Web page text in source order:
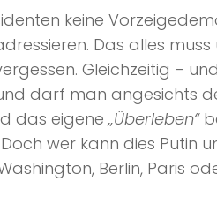
keine
Das alles
Gleichzeitig –
darf man angesichts
das eigene„Überleben“
wer kann dies Putin
Berlin, Paris